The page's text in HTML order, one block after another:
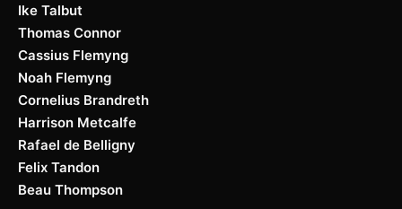
Ike Talbut
Thomas Connor
Cassius Flemyng
Noah Flemyng
Cornelius Brandreth
Harrison Metcalfe
Rafael de Belligny
Felix Tandon
Beau Thompson